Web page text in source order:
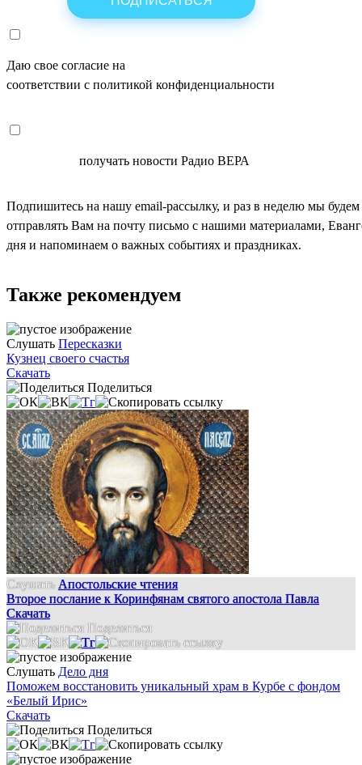
Даю свое согласие на
соответствии с политикой конфиденциальности
получать новости Радио ВЕРА
Подпишитесь на нашу email-рассылку, и раз в неделю мы будем
отправлять Вам на почту письмо с нашими материалами,
дня и напоминаем о важных событиях и праздниках.
Также рекомендуем
Слушать Пересказки
Кузнец своего счастья
Скачать
Поделиться
Слушать Апостольские чтения
Второе послание к Коринфянам святого апостола Павла
Скачать
Поделиться
Слушать Дело дня
Поможем восстановить уникальный храм в Курбе с фондом
«Белый Ирис»
Скачать
Поделиться